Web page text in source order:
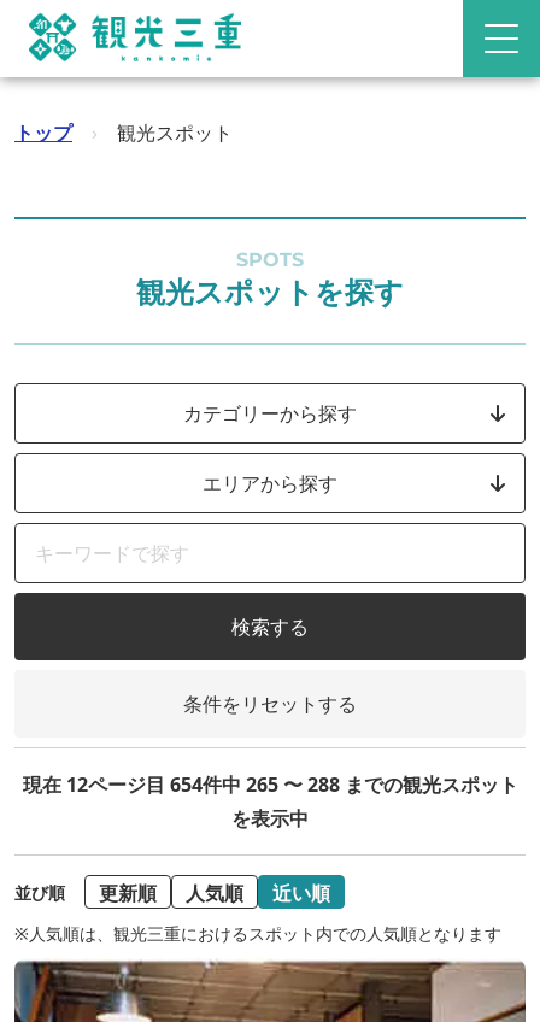
トップ › 観光スポット
SPOTS
観光スポットを探す
カテゴリーから探す
エリアから探す
検索する
条件をリセットする
現在 12ページ目 654件中 265 〜 288 までの観光スポット
を表示中
並び順 更新順 人気順 近い順
※人気順は、観光三重におけるスポット内での人気順となります